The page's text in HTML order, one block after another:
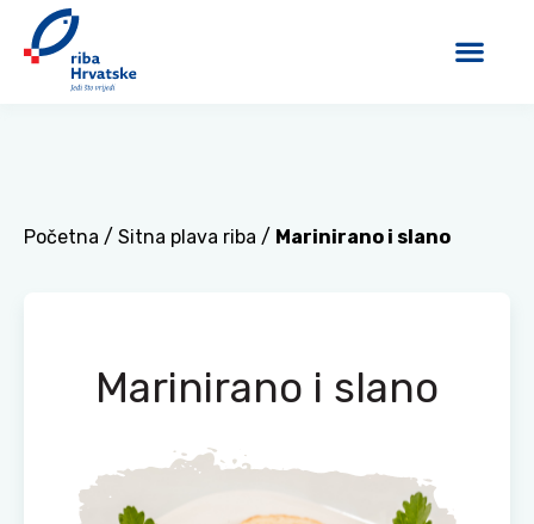
Početna / Sitna plava riba / Marinirano i slano
Marinirano i slano